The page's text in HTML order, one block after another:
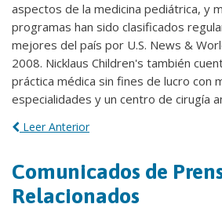
aspectos de la medicina pediátrica, y
programas han sido clasificados
mejores del país por U.S. News &
2008. Nicklaus Children's también
práctica médica sin fines de lucro con
especialidades y un centro de cirugía
Leer Anterior
Comunicados de
Relacionados